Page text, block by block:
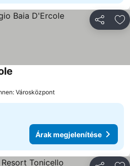
Városközpont
Árak megjelenítése